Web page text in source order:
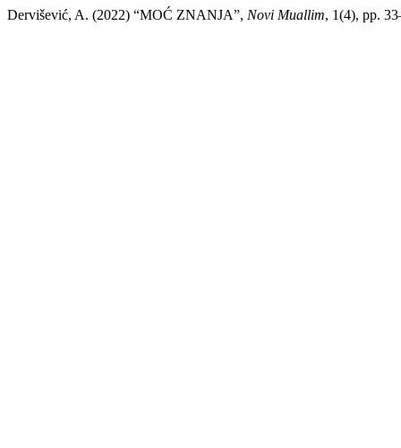
Dervišević, A. (2022) “MOĆ ZNANJA”, Novi Muallim, 1(4), pp.